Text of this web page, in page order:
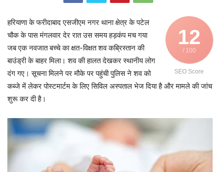
12
/ 100
SEO Score
हरियाणा के फरीदाबाद एसजीएम नगर थाना क्षेत्र के पटेल
चौक के पास मंगलवार देर रात उस समय हड़कंप मच गया
जब एक नवजात बच्चे का क्षत-विक्षत शव कब्रिस्तान की
बाउंड्री के बाहर मिला। शव की हालत देखकर स्थानीय लोग
दंग गए। सूचना मिलने पर मौके पर पहुंची पुलिस ने शव को
कब्जे में लेकर पोस्टमार्टम के लिए सिविल अस्पताल भेज दिया है और मामले की जांच
शुरू कर दी है।